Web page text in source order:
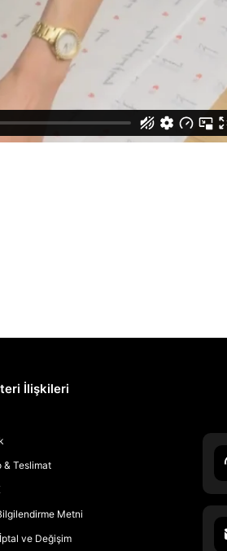
İlişkileri
& Teslimat
Metni
ve Değişim